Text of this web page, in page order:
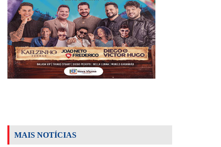
MAIS NOTÍCIAS